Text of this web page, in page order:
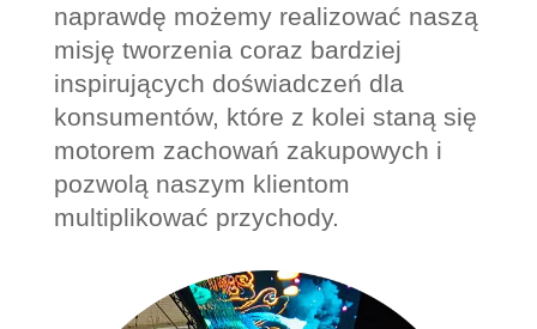
naprawdę możemy realizować naszą
misję tworzenia coraz bardziej
inspirujących doświadczeń dla
konsumentów, które z kolei staną się
motorem zachowań zakupowych i
pozwolą naszym klientom
multiplikować przychody.